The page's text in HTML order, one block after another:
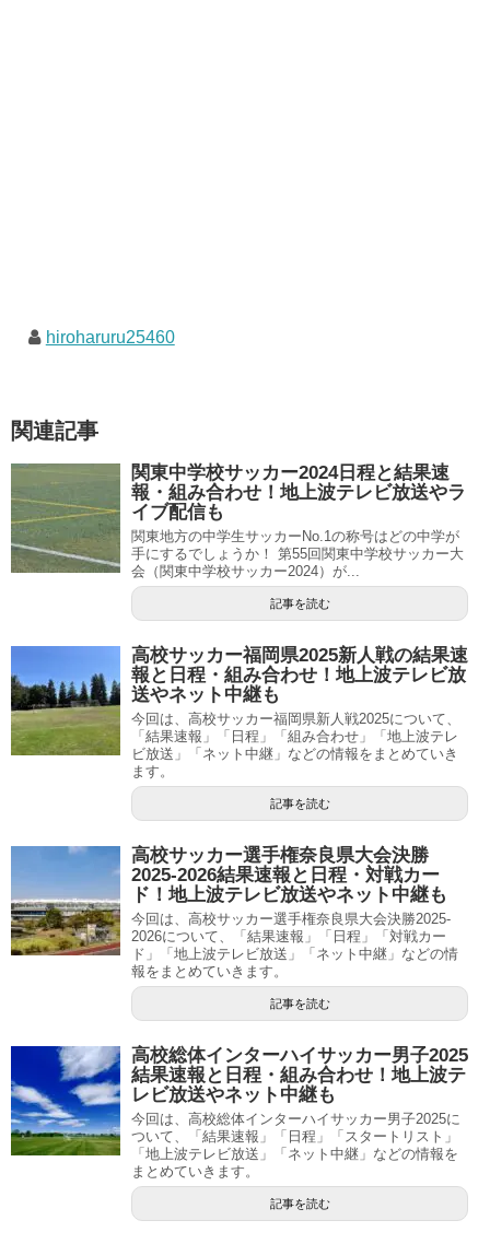
hiroharuru25460
関連記事
関東中学校サッカー2024日程と結果速
報・組み合わせ！地上波テレビ放送やラ
イブ配信も
関東地方の中学生サッカーNo.1の称号はどの中学が
手にするでしょうか！ 第55回関東中学校サッカー大
会（関東中学校サッカー2024）が...
記事を読む
高校サッカー福岡県2025新人戦の結果速
報と日程・組み合わせ！地上波テレビ放
送やネット中継も
今回は、高校サッカー福岡県新人戦2025について、
「結果速報」「日程」「組み合わせ」「地上波テレ
ビ放送」「ネット中継」などの情報をまとめていき
ます。
記事を読む
高校サッカー選手権奈良県大会決勝
2025-2026結果速報と日程・対戦カー
ド！地上波テレビ放送やネット中継も
今回は、高校サッカー選手権奈良県大会決勝2025-
2026について、「結果速報」「日程」「対戦カー
ド」「地上波テレビ放送」「ネット中継」などの情
報をまとめていきます。
記事を読む
高校総体インターハイサッカー男子2025
結果速報と日程・組み合わせ！地上波テ
レビ放送やネット中継も
今回は、高校総体インターハイサッカー男子2025に
ついて、「結果速報」「日程」「スタートリスト」
「地上波テレビ放送」「ネット中継」などの情報を
まとめていきます。
記事を読む